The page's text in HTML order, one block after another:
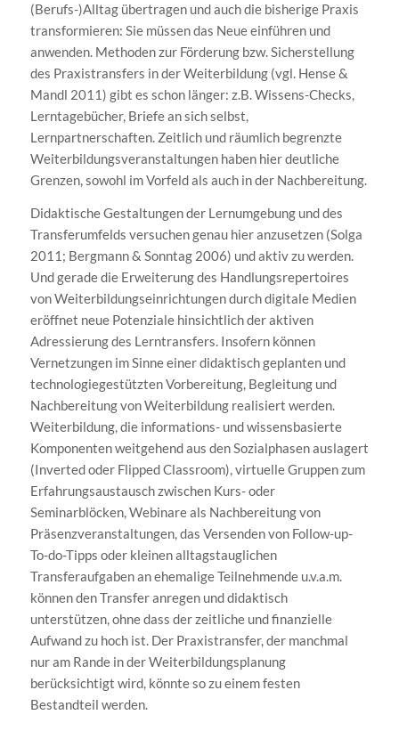
(Berufs-)Alltag übertragen und auch die bisherige Praxis
transformieren: Sie müssen das Neue einführen und
anwenden. Methoden zur Förderung bzw. Sicherstellung
des Praxistransfers in der Weiterbildung (vgl. Hense &
Mandl 2011) gibt es schon länger: z.B. Wissens-Checks,
Lerntagebücher, Briefe an sich selbst,
Lernpartnerschaften. Zeitlich und räumlich begrenzte
Weiterbildungsveranstaltungen haben hier deutliche
Grenzen, sowohl im Vorfeld als auch in der Nachbereitung.
Didaktische Gestaltungen der Lernumgebung und des
Transferumfelds versuchen genau hier anzusetzen (Solga
2011; Bergmann & Sonntag 2006) und aktiv zu werden.
Und gerade die Erweiterung des Handlungsrepertoires
von Weiterbildungseinrichtungen durch digitale Medien
eröffnet neue Potenziale hinsichtlich der aktiven
Adressierung des Lerntransfers. Insofern können
Vernetzungen im Sinne einer didaktisch geplanten und
technologiegestützten Vorbereitung, Begleitung und
Nachbereitung von Weiterbildung realisiert werden.
Weiterbildung, die informations- und wissensbasierte
Komponenten weitgehend aus den Sozialphasen auslagert
(Inverted oder Flipped Classroom), virtuelle Gruppen zum
Erfahrungsaustausch zwischen Kurs- oder
Seminarblöcken, Webinare als Nachbereitung von
Präsenzveranstaltungen, das Versenden von Follow-up-
To-do-Tipps oder kleinen alltagstauglichen
Transferaufgaben an ehemalige Teilnehmende u.v.a.m.
können den Transfer anregen und didaktisch
unterstützen, ohne dass der zeitliche und finanzielle
Aufwand zu hoch ist. Der Praxistransfer, der manchmal
nur am Rande in der Weiterbildungsplanung
berücksichtigt wird, könnte so zu einem festen
Bestandteil werden.